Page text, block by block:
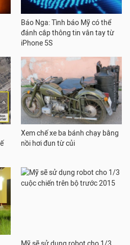
Báo Nga: Tình báo Mỹ có thể
đánh cắp thông tin vân tay từ
iPhone 5S
Xem chế xe ba bánh chạy bằng
nồi hơi đun từ củi